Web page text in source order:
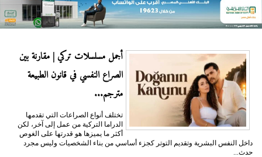
أجمل مسلسلات تركي | مقارنة بين
الصراع النفسي في قانون الطبيعة
مترجم...
تختلف أنواع الصراعات التي تقدمها
الدراما التركية من عمل إلى آخر، لكن
أكثر ما يميزها هو قدرتها على الغوص
داخل النفس البشرية وتقديم التوتر كجزء أساسي من بناء الشخصيات وليس مجرد
حدث...